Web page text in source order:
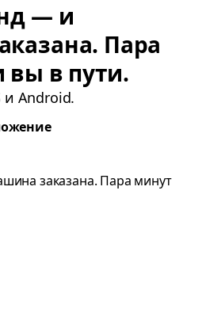
— и
Пара
в пути.
и Android.